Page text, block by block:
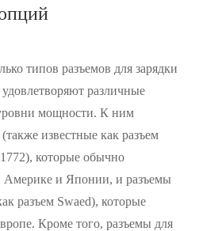
типов разъемов для зарядки
различные
мощности. К ним
известные как разъем
которые обычно
Америке и Японии, и разъемы
разъем Swaed), которые
Кроме того, разъемы для